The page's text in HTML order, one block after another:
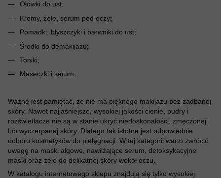
Ołówki do ust;
Kremy, żele, serum pod oczy;
Pomadki, błyszczyki i barwniki do ust;
Środki do demakijażu;
Toniki;
Maseczki i serum.
Ważne jest pamiętać, że nie ma pięknego makijażu bez zadbanej
skóry. Nawet najjaśniejsze, wysokiej jakości cienie, pudry i
rozświetlacze nie są w stanie ukryć niedoskonałości, zmęczonej
lub wyczerpanej skóry. Dlatego tak istotne jest odpowiednie
doboru kosmetyków do pielęgnacji. W tej kategorii warto zwrócić
uwagę na maski algowe, nawilżające serum, detoksykacyjne
maski oraz żele do delikatnej skóry wokół oczu.
W katalogu internetowego sklepu znajdują się tylko wysokiej